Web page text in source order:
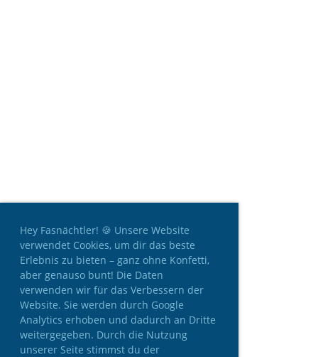
Hey Fasnächtler! 🍪 Unsere Website
verwendet Cookies, um dir das beste
Erlebnis zu bieten – ganz ohne Konfetti,
aber genauso bunt! Die Daten
verwenden wir für das Verbessern der
Website. Sie werden durch Google
Analytics erhoben und dadurch an Dritte
weitergegeben. Durch die Nutzung
unserer Seite stimmst du der